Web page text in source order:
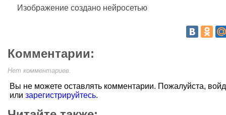
Изображение создано нейросетью
Комментарии:
Нет комментариев.
Вы не можете оставлять комментарии. Пожалуйста,
или зарегистрируйтесь.